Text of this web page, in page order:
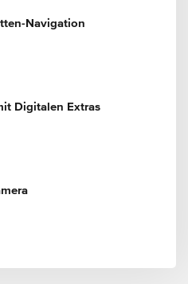
Navigation
Digitalen Extras